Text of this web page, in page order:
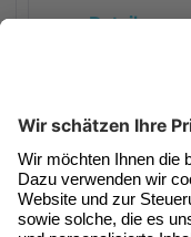
Details